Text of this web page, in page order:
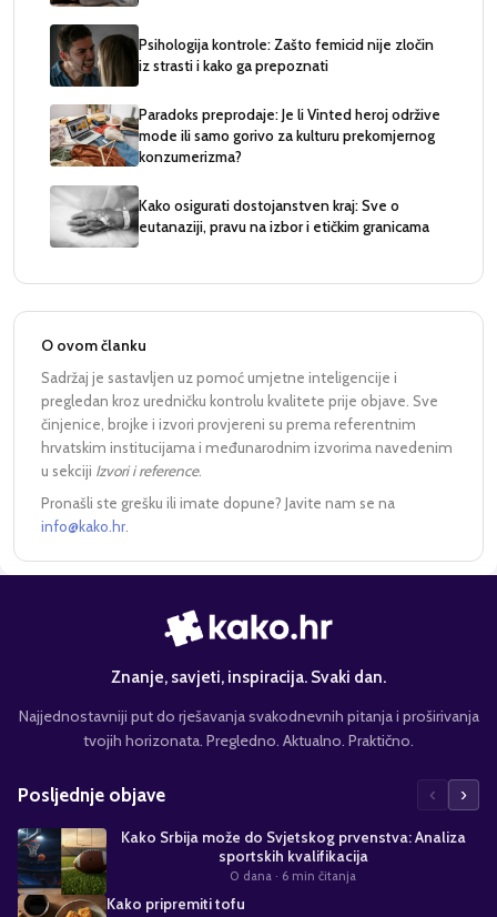
Psihologija kontrole: Zašto femicid nije zločin
iz strasti i kako ga prepoznati
Paradoks preprodaje: Je li Vinted heroj održive
mode ili samo gorivo za kulturu prekomjernog
konzumerizma?
Kako osigurati dostojanstven kraj: Sve o
eutanaziji, pravu na izbor i etičkim granicama
O ovom članku
Sadržaj je sastavljen uz pomoć umjetne inteligencije i
pregledan kroz uredničku kontrolu kvalitete prije objave. Sve
činjenice, brojke i izvori provjereni su prema referentnim
hrvatskim institucijama i međunarodnim izvorima navedenim
u sekciji Izvori i reference.
Pronašli ste grešku ili imate dopune? Javite nam se na
info@kako.hr
Znanje, savjeti, inspiracija. Svaki dan.
Najjednostavniji put do rješavanja svakodnevnih pitanja i proširivanja
tvojih horizonata. Pregledno. Aktualno. Praktično.
Posljednje objave ‹ ›
Kako Srbija može do Svjetskog prvenstva: Analiza
sportskih kvalifikacija
0 dana · 6 min čitanja
Kako pripremiti tofu